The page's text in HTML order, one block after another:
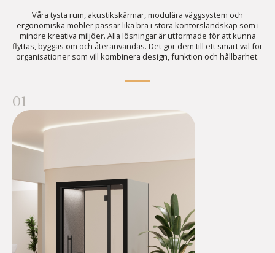
Våra tysta rum, akustikskärmar, modulära väggsystem och
ergonomiska möbler passar lika bra i stora kontorslandskap som i
mindre kreativa miljöer. Alla lösningar är utformade för att kunna
flyttas, byggas om och återanvändas. Det gör dem till ett smart val för
organisationer som vill kombinera design, funktion och hållbarhet.
01